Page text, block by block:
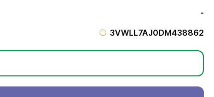
-
3VWLL7AJ0DM438862